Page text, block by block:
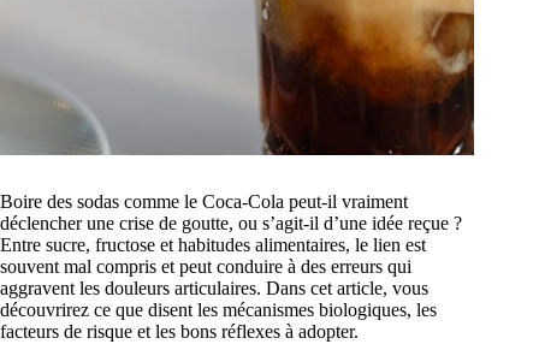
Boire des sodas comme le Coca-Cola peut-il vraiment
déclencher une crise de goutte, ou s’agit-il d’une idée reçue ?
Entre sucre, fructose et habitudes alimentaires, le lien est
souvent mal compris et peut conduire à des erreurs qui
aggravent les douleurs articulaires. Dans cet article, vous
découvrirez ce que disent les mécanismes biologiques, les
facteurs de risque et les bons réflexes à adopter.